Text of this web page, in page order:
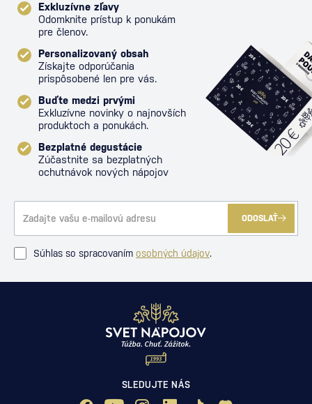
Exkluzívne zľavy
Odomknite prístup k ponukám
pre členov.
Personalizovaný obsah
Získajte odporúčania
prispôsobené len pre vás.
Buďte medzi prvými
Exkluzívne novinky o najnovších
produktoch a ponukách.
Bezplatné degustácie
Zúčastnite sa bezplatných
ochutnávok nových nápojov
ODOSLAŤ
Súhlas so spracovaním osobných údajov.
SLEDUJTE NÁS